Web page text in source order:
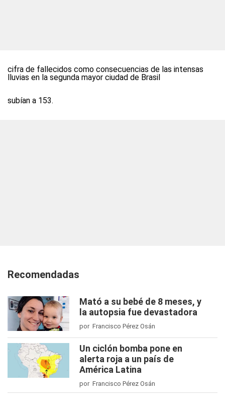
cifra de fallecidos como consecuencias de las intensas
lluvias en la segunda mayor ciudad de Brasil
subían a 153.
Recomendadas
Mató a su bebé de 8 meses, y
la autopsia fue devastadora
por Francisco Pérez Osán
Un ciclón bomba pone en
alerta roja a un país de
América Latina
por Francisco Pérez Osán